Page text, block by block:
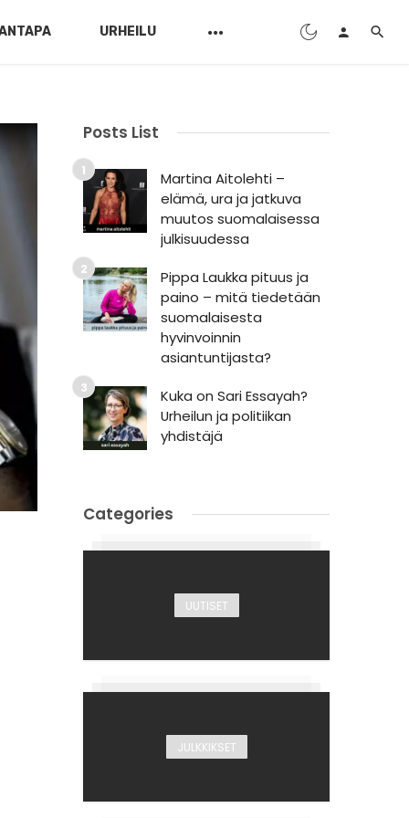
URHEILU
Posts List
Martina Aitolehti –
elämä, ura ja jatkuva
muutos suomalaisessa
julkisuudessa
Pippa Laukka pituus ja
paino – mitä tiedetään
suomalaisesta
hyvinvoinnin
asiantuntijasta?
Kuka on Sari Essayah?
Urheilun ja politiikan
yhdistäjä
Categories
UUTISET
JULKKIKSET